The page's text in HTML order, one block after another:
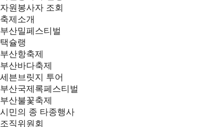
자원봉사자 조회
축제소개
부산밀페스티벌
택슐랭
부산항축제
부산바다축제
세븐브릿지 투어
부산국제록페스티벌
부산불꽃축제
시민의 종 타종행사
조직위원회